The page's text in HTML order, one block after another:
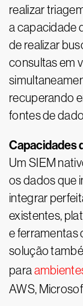
realizar
a capacidade
de realizar
consultas em
recuperando
fontes de
Capacidades
Um SIEM
os dados que
integrar
existentes,
e ferramentas
solução
para
AWS,